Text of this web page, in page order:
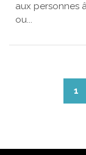
aux personnes
ou...
1